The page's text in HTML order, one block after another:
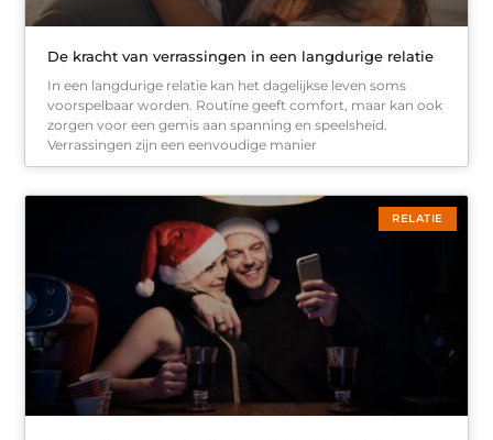
De kracht van verrassingen in een langdurige relatie
In een langdurige relatie kan het dagelijkse leven soms
voorspelbaar worden. Routine geeft comfort, maar kan ook
zorgen voor een gemis aan spanning en speelsheid.
Verrassingen zijn een eenvoudige manier
RELATIE